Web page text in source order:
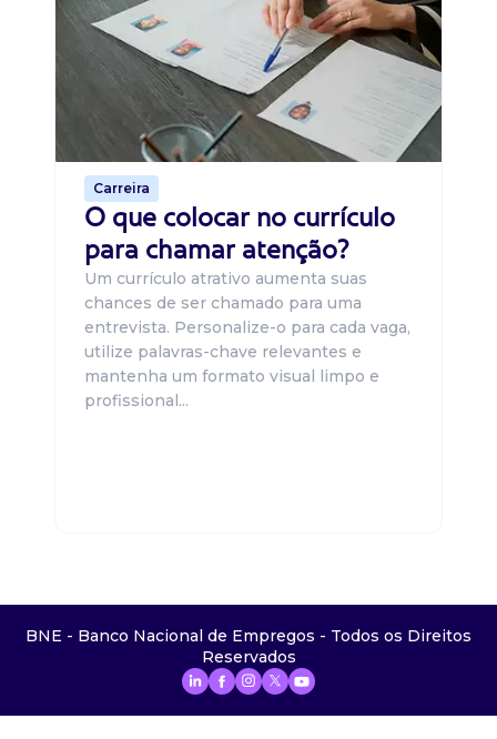
Carreira
O que colocar no currículo
para chamar atenção?
Um currículo atrativo aumenta suas
chances de ser chamado para uma
entrevista. Personalize-o para cada vaga,
utilize palavras-chave relevantes e
mantenha um formato visual limpo e
profissional...
BNE - Banco Nacional de Empregos - Todos os Direitos
Reservados